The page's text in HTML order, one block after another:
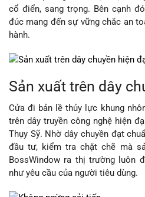
cổ điển, sang trọng. Bên cạnh
đúc mang đến sự vững chắc an
hành.
Sản xuất trên dây
Cửa đi bản lề thủy lực khung
trên dây truyền công nghệ hiện
Thụy Sỹ. Nhờ dây chuyền đạt
đầu tư, kiểm tra chặt chẽ mà
BossWindow ra thị trường luôn
như yêu cầu của người tiêu dùng.